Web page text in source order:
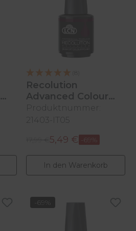
Recolution
Advanced Colour
Polish
Roma, 10ml
Produktnummer:
21403-IT05
Verkaufspreis:
Regulärer Preis:
5,49 € -69%
In den Warenkorb
-69%